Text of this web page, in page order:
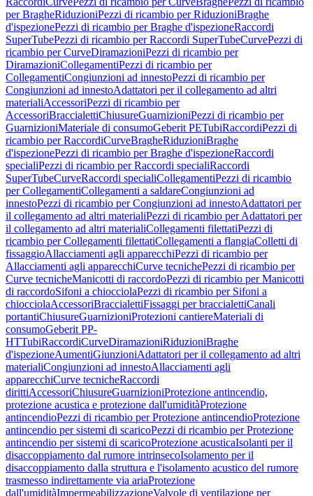
per BragheRiduzioniPezzi di ricambio per RiduzioniBraghe
d'ispezionePezzi di ricambio per Braghe d'ispezioneRaccordi
SuperTubePezzi di ricambio per Raccordi SuperTubeCurvePezzi di
ricambio per CurveDiramazioniPezzi di ricambio per
DiramazioniCollegamentiPezzi di ricambio per
CollegamentiCongiunzioni ad innestoPezzi di ricambio per
Congiunzioni ad innestoAdattatori per il collegamento ad altri
materialiAccessoriPezzi di ricambio per
AccessoriBraccialettiChiusureGuarnizioniPezzi di ricambio per
GuarnizioniMateriale di consumoGeberit PETubiRaccordiPezzi di
ricambio per RaccordiCurveBragheRiduzioniBraghe
d'ispezionePezzi di ricambio per Braghe d'ispezioneRaccordi
specialiPezzi di ricambio per Raccordi specialiRaccordi
SuperTubeCurveRaccordi specialiCollegamentiPezzi di ricambio
per CollegamentiCollegamenti a saldareCongiunzioni ad
innestoPezzi di ricambio per Congiunzioni ad innestoAdattatori per
il collegamento ad altri materialiPezzi di ricambio per Adattatori per
il collegamento ad altri materialiCollegamenti filettatiPezzi di
ricambio per Collegamenti filettatiCollegamenti a flangiaColletti di
fissaggioAllacciamenti agli apparecchiPezzi di ricambio per
Allacciamenti agli apparecchiCurve tecnichePezzi di ricambio per
Curve tecnicheManicotti di raccordoPezzi di ricambio per Manicotti
di raccordoSifoni a chiocciolaPezzi di ricambio per Sifoni a
chiocciolaAccessoriBraccialettiFissaggi per braccialettiCanali
portantiChiusureGuarnizioniProtezioni cantiereMateriali di
consumoGeberit PP-
HTTubiRaccordiCurveDiramazioniRiduzioniBraghe
d'ispezioneAumentiGiunzioniAdattatori per il collegamento ad altri
materialiCongiunzioni ad innestoAllacciamenti agli
apparecchiCurve tecnicheRaccordi
dirittiAccessoriChiusureGuarnizioniProtezione antincendio,
protezione acustica e protezione dall'umiditàProtezione
antincendioPezzi di ricambio per Protezione antincendioProtezione
antincendio per sistemi di scaricoPezzi di ricambio per Protezione
antincendio per sistemi di scaricoProtezione acusticaIsolanti per il
disaccoppiamento dal rumore intrinsecoIsolamento per il
disaccoppiamento dalla struttura e l'isolamento acustico del rumore
trasmesso indirettamente via ariaProtezione
dall'umiditàImpermeabilizzazioneValvole di ventilazione per